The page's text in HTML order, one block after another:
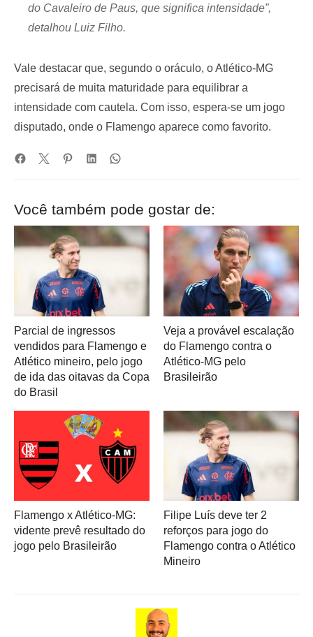
do Cavaleiro de Paus, que significa intensidade”,
detalhou Luiz Filho.
Vale destacar que, segundo o oráculo, o Atlético-MG
precisará de muita maturidade para equilibrar a
intensidade com cautela. Com isso, espera-se um jogo
disputado, onde o Flamengo aparece como favorito.
Você também pode gostar de:
Parcial de ingressos
vendidos para Flamengo e
Atlético mineiro, pelo jogo
de ida das oitavas da Copa
do Brasil
Veja a provável escalação
do Flamengo contra o
Atlético-MG pelo
Brasileirão
Flamengo x Atlético-MG:
vidente prevê resultado do
jogo pelo Brasileirão
Filipe Luís deve ter 2
reforços para jogo do
Flamengo contra o Atlético
Mineiro